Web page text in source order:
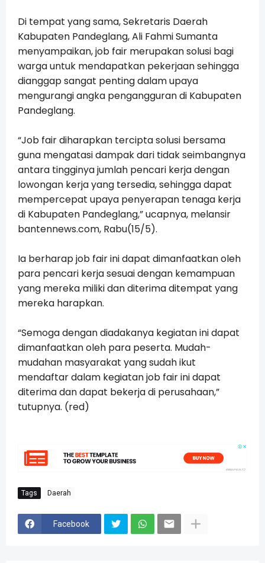
Di tempat yang sama, Sekretaris Daerah
Kabupaten Pandeglang, Ali Fahmi Sumanta
menyampaikan, job fair merupakan solusi bagi
warga untuk mendapatkan pekerjaan sehingga
dianggap sangat penting dalam upaya
mengurangi angka pengangguran di Kabupaten
Pandeglang.
“Job fair diharapkan tercipta solusi bersama
guna mengatasi dampak dari tidak seimbangnya
antara tingginya jumlah pencari kerja dengan
lowongan kerja yang tersedia, sehingga dapat
mempercepat upaya penyerapan tenaga kerja
di Kabupaten Pandeglang,” ucapnya, melansir
bantennews.com, Rabu(15/5).
Ia berharap job fair ini dapat dimanfaatkan oleh
para pencari kerja sesuai dengan kemampuan
yang mereka miliki dan diterima ditempat yang
mereka harapkan.
“Semoga dengan diadakanya kegiatan ini dapat
dimanfaatkan oleh para peserta. Mudah-
mudahan masyarakat yang sudah ikut
mendaftar dalam kegiatan job fair ini dapat
diterima dan dapat bekerja di perusahaan,”
tutupnya. (red)
Tags Daerah
Facebook